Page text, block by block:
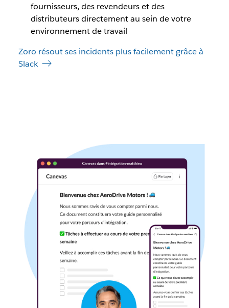
fournisseurs, des revendeurs et des
distributeurs directement au sein de votre
environnement de travail
Zoro résout ses incidents plus facilement grâce à
Slack